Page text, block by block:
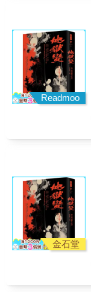
Readmoo
金石堂